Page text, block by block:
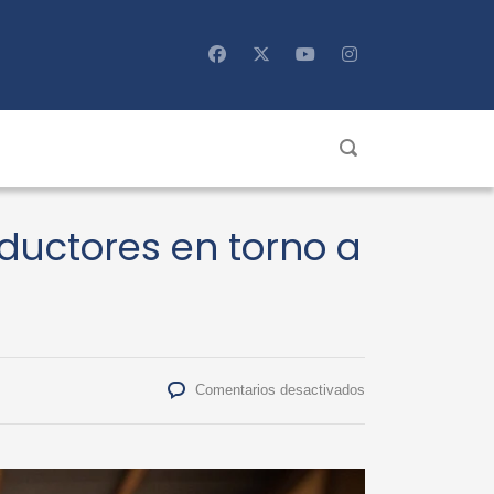
en torno a
Comentarios desactivados